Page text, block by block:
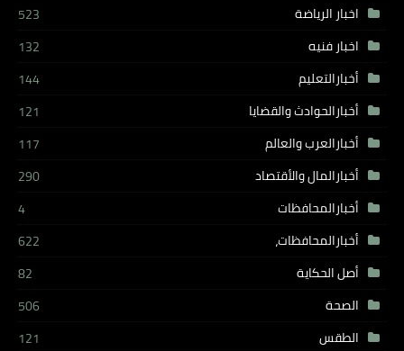
اخبار الرياضة
523
اخبار فنيه
132
أخبارالتعليم
144
أخبارالحوادث والقضايا
121
أخبارالعرب والعالم
117
أخبارالمال والأقتصاد
290
أخبارالمحافظات
4
أخبارالمحافظات،
622
أصل الحكاية
82
الصحة
506
الطقس
121